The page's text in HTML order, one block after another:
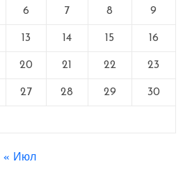
6 7 8 9
13 14 15 16
20 21 22 23
27 28 29 30
« Июл